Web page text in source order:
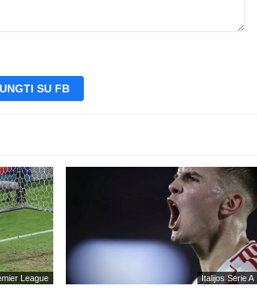
SU FB
League Italijos Serie A